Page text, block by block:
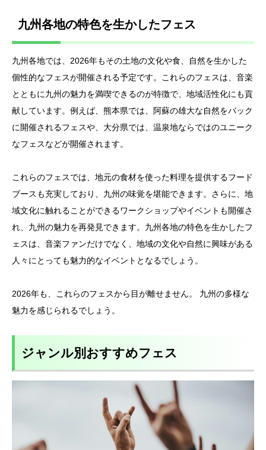
九州各地の特色を生かしたフェス
九州各地では、2026年もその土地の文化や食、自然を生かした
個性的なフェスが開催される予定です。これらのフェスは、音楽
とともに九州の魅力を満喫できるのが特徴で、地域活性化にも貢
献しています。例えば、熊本県では、阿蘇の雄大な自然をバック
に開催されるフェスや、大分県では、温泉地ならではのユニーク
なフェスなどが開催されます。
これらのフェスでは、地元の食材を使った料理を提供するフード
ブースも充実しており、九州の味覚を堪能できます。さらに、地
域文化に触れることができるワークショップやイベントも開催さ
れ、九州の魅力を再発見できます。九州各地の特色を生かしたフ
ェスは、音楽ファンだけでなく、地域の文化や自然に興味がある
人々にとっても魅力的なイベントとなるでしょう。
2026年も、これらのフェスから目が離せません。 九州の多様な
魅力を感じられるでしょう。
ジャンル別おすすめフェス